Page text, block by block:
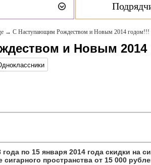
→ С Наступающим Рождеством и Новым 2014 годом!!!
и Новым 2014
по 15 января 2014 года скидки
сигарного пространства от 15 000